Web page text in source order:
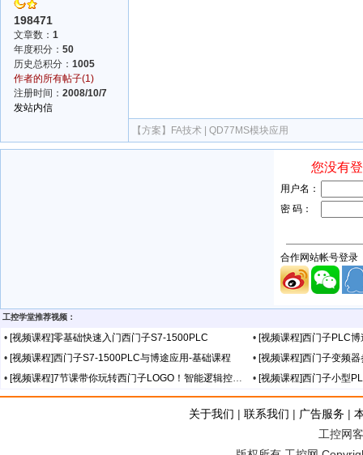
198471
文章数： 1
年度积分： 50
历史总积分： 1005
作者的所有帖子(1)
注册时间： 2008/10/7
发站内信
【方案】 FA技术 | QD77MS模块应用
工控学堂推荐视频：
• [视频课程]零基础快速入门西门子S7-1500PLC • [视频课程]西门子PLC
• [视频课程]西门子S7-1500PLC与博途应用-基础课程 • [视频课程]西门子变频
• [视频课程]7节课带你玩转西门子LOGO！智能逻辑控制器 • [视频课程]西门子小型
关于我们 | 联系我们 | 广告服务 |
工控网